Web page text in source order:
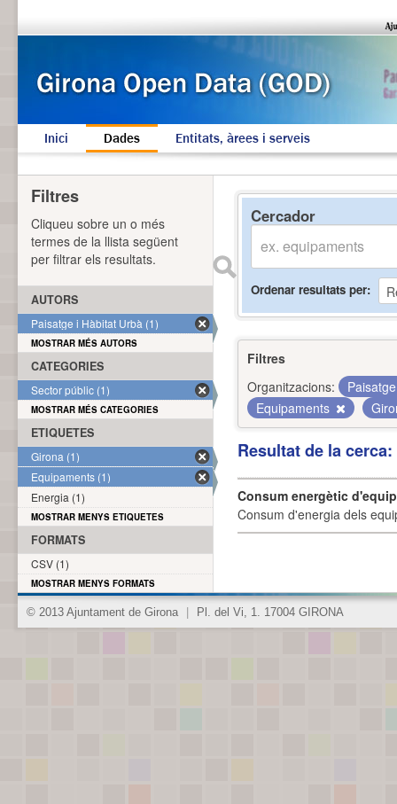
Inici Dades Entitats, àrees i serveis
Cercador
Ordenar resultats per
Filtres
Organitzacions:
Equipaments
Resultat de la
Consum energètic
Consum d'energia dels
Filtres
Cliqueu sobre un o més
termes de la llista següent
per filtrar els resultats.
AUTORS
Paisatge i Hàbitat Urbà (1)
MOSTRAR MÉS AUTORS
CATEGORIES
Sector públic (1)
MOSTRAR MÉS CATEGORIES
ETIQUETES
Girona (1)
Equipaments (1)
Energia (1)
MOSTRAR MENYS ETIQUETES
FORMATS
CSV (1)
MOSTRAR MENYS FORMATS
© 2013 Ajuntament de Girona Pl. del Vi, 1. 17004 GIRONA